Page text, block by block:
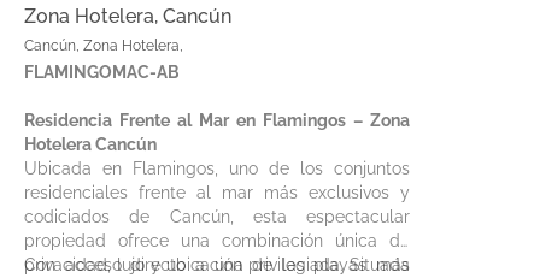
Zona Hotelera, Cancún
Cancún, Zona Hotelera,
FLAMINGOMAC-AB
Residencia Frente al Mar en Flamingos – Zona
Hotelera Cancún
Ubicada en Flamingos, uno de los conjuntos
residenciales frente al mar más exclusivos y
codiciados de Cancún, esta espectacular
propiedad ofrece una combinación única de
privacidad, lujo y ubicación privilegiada. Situada
Con acceso directo a una de las playas más